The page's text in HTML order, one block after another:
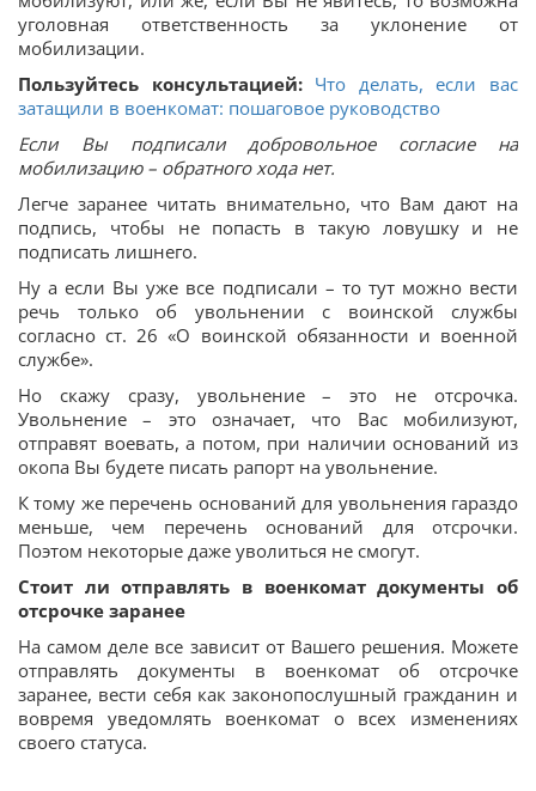
уголовная ответственность за уклонение от
мобилизации.
Пользуйтесь консультацией: Что делать, если вас
затащили в военкомат: пошаговое руководство
Если Вы подписали добровольное согласие на
мобилизацию – обратного хода нет.
Легче заранее читать внимательно, что Вам дают на
подпись, чтобы не попасть в такую ловушку и не
подписать лишнего.
Ну а если Вы уже все подписали – то тут можно вести
речь только об увольнении с воинской службы
согласно ст. 26 «О воинской обязанности и военной
службе».
Но скажу сразу, увольнение – это не отсрочка.
Увольнение – это означает, что Вас мобилизуют,
отправят воевать, а потом, при наличии оснований из
окопа Вы будете писать рапорт на увольнение.
К тому же перечень оснований для увольнения гараздо
меньше, чем перечень оснований для отсрочки.
Поэтом некоторые даже уволиться не смогут.
Стоит ли отправлять в военкомат документы об
отсрочке заранее
На самом деле все зависит от Вашего решения. Можете
отправлять документы в военкомат об отсрочке
заранее, вести себя как законопослушный гражданин и
вовремя уведомлять военкомат о всех изменениях
своего статуса.